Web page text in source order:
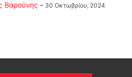
Βαρούνης - 30 Οκτωβρίου, 2024